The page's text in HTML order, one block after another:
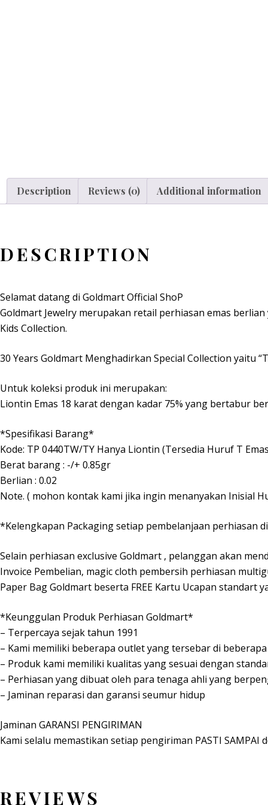
Description Reviews (0) Additional information
DESCRIPTION
Selamat datang di Goldmart Official ShoP
Goldmart Jewelry merupakan retail perhiasan emas
Kids Collection.
30 Years Goldmart Menghadirkan Special Collection yaitu
Untuk koleksi produk ini merupakan:
Liontin Emas 18 karat dengan kadar 75% yang bertabur
*Spesifikasi Barang*
Kode: TP 0440TW/TY Hanya Liontin (Tersedia Huruf T
Berat barang : -/+ 0.85gr
Berlian : 0.02
Note. ( mohon kontak kami jika ingin menanyakan Inisial
*Kelengkapan Packaging setiap pembelanjaan perhiasan
Selain perhiasan exclusive Goldmart , pelanggan akan
Invoice Pembelian, magic cloth pembersih perhiasan
Paper Bag Goldmart beserta FREE Kartu Ucapan standart
*Keunggulan Produk Perhiasan Goldmart*
– Terpercaya sejak tahun 1991
– Kami memiliki beberapa outlet yang tersebar di
– Produk kami memiliki kualitas yang sesuai dengan
– Perhiasan yang dibuat oleh para tenaga ahli yang
– Jaminan reparasi dan garansi seumur hidup
Jaminan GARANSI PENGIRIMAN
Kami selalu memastikan setiap pengiriman PASTI
REVIEWS